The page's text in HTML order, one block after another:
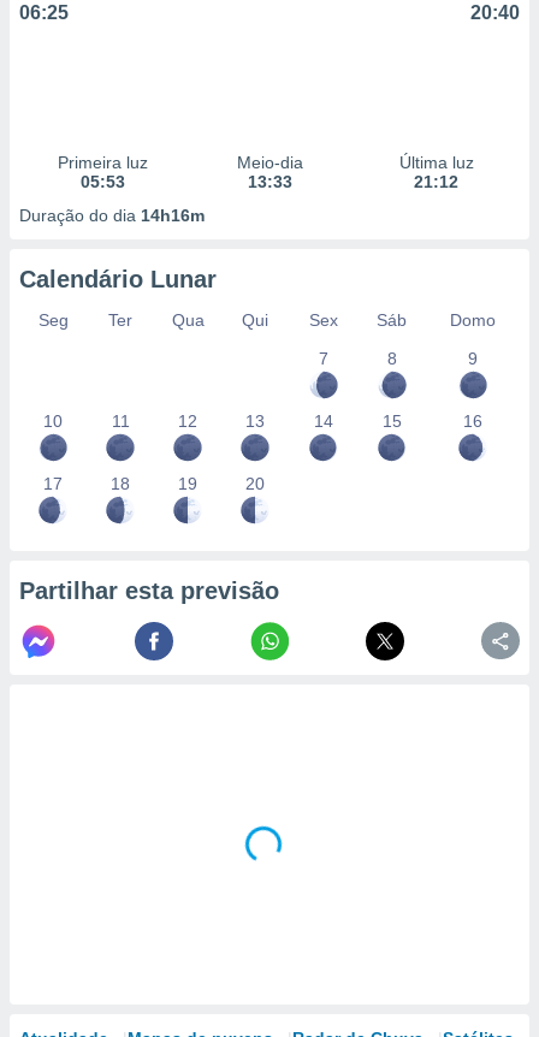
06:25 20:40
Primeira luz
05:53
Meio-dia
13:33
Última luz
21:12
Duração do dia 14h16m
Calendário Lunar
Seg Ter Qua Qui Sex Sáb
Domo
7
8 9
10 11 12 13 14 15 16
17 18 19 20
Partilhar esta previsão